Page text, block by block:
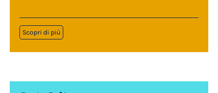
Scopri di più